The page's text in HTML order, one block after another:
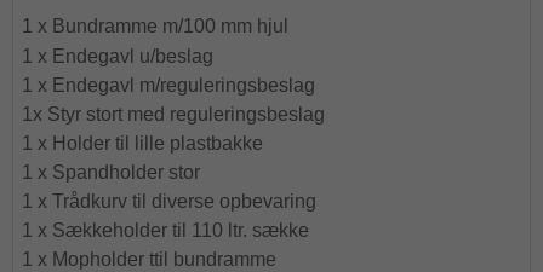
1 x Bundramme m/100 mm hjul
1 x Endegavl u/beslag
1 x Endegavl m/reguleringsbeslag
1x Styr stort med reguleringsbeslag
1 x Holder til lille plastbakke
1 x Spandholder stor
1 x Trådkurv til diverse opbevaring
1 x Sækkeholder til 110 ltr. sække
1 x Mopholder ttil bundramme